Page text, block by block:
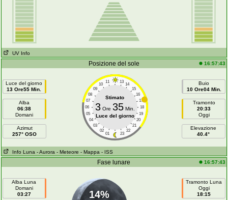
UV Info
Posizione del sole 16:57:43
Luce del giorno
13 Ore55 Min.
Alba
06:38
Domani
Azimut
257° OSO
11 13
10
14
09
15
08
16
07
17
06
18
05
19
04
20
03
21
02
22
01 23
Stimato
3Ore 35Min.
Luce del giorno
Buio
10 Ore04 Min.
Tramonto
20:33
Oggi
Elevazione
40.4°
Info Luna - Aurora - Meteore - Mappa - ISS
Fase lunare 16:57:43
Alba Luna
Domani
03:27
14%
Tramonto Luna
Oggi
18:15